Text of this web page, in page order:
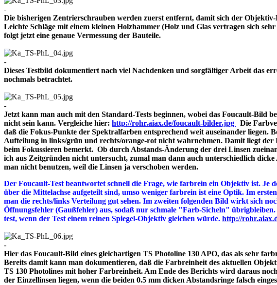
-
Die bisherigen Zentrierschrauben werden zuerst entfernt, damit sich der
Leichte Schläge mit einem kleinen Holzhammer (Holz und Glas vertragen sich
folgt jetzt eine genaue Vermessung der Bauteile.
-
Dieses Testbild dokumentiert nach viel Nachdenken und sorgfältiger Arbeit das
nochmals betrachtet.
-
Jetzt kann man auch mit den Standard-Tests beginnen, wobei das Foucault-Bild
nicht sein kann. Vergleiche hier: http://rohr.aiax.de/foucault-bilder.jpg
Die
daß die Fokus-Punkte der Spektralfarben entsprechend weit auseinander liegen.
Aufteilung in links/grün und rechts/orange-rot nicht wahrnehmen. Damit liegt
beim Fokussieren bemerkt. Ob durch Abstands-Änderung der drei Linsen
ich aus Zeitgründen nicht untersucht, zumal man dann auch unterschiedlich
man nicht benutzen, weil die Linsen ja verschoben werden.
Der Foucault-Test beantwortet schnell die Frage, wie farbrein ein Objektiv ist. Je
über die Mittelachse aufgeteilt sind, umso weniger farbrein ist eine Optik. Im
man die rechts/links Verteilung gut sehen. Im zweiten folgenden Bild wirkt sich
Öffnungsfehler (Gaußfehler) aus, sodaß nur schmale "Farb-Sicheln"
test, wenn der Test einem reinen Spiegel-Objektiv gleichen würde. http://
-
Hier das Foucault-Bild eines gleichartigen TS Photoline 130 APO, das als sehr
Bereits damit kann man dokumentieren, daß die Farbreinheit des aktuellen
TS 130 Photolines mit hoher Farbreinheit. Am Ende des Berichts wird daraus
der Einzellinsen liegen, wenn die beiden 0.5 mm dicken Abstandsringe